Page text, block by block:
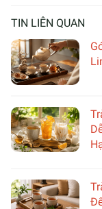
TIN LIÊN QUAN